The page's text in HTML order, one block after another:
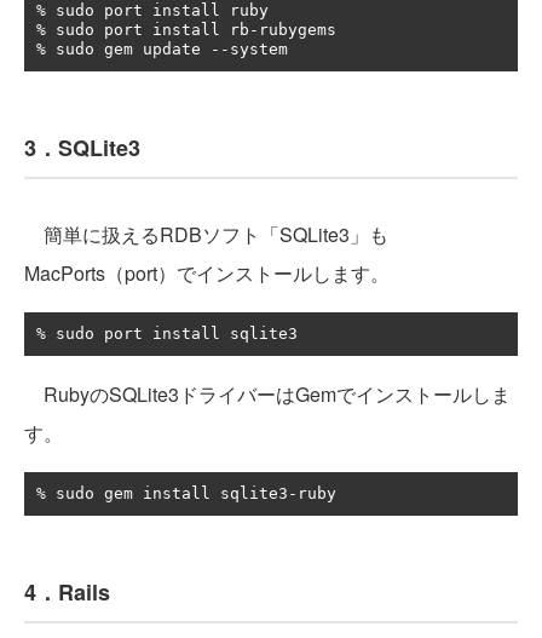
%
% sudo port install rb -
% sudo gem update -- system
3．SQLite3
簡単に扱えるRDBソフト「SQLite3」も
MacPorts（port）でインストールします。
% sudo port install sqlite3
RubyのSQLite3ドライバーはGemでインストールしま
す。
% sudo gem install sqlite3 - ruby
4．Rails